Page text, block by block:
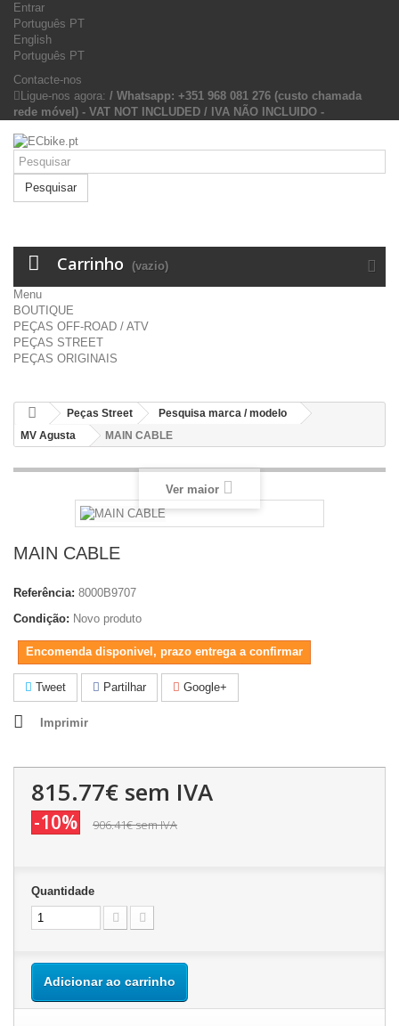
Entrar
Português PT
English
Português PT
Contacte-nos
Ligue-nos agora: / Whatsapp: +351 968 081 276 (custo chamada
rede móvel) - VAT NOT INCLUDED / IVA NÃO INCLUIDO -
Pesquisar
Carrinho (vazio)
Menu
BOUTIQUE
PEÇAS OFF-ROAD / ATV
PEÇAS STREET
PEÇAS ORIGINAIS
Peças Street
Pesquisa marca / modelo
MV Agusta
MAIN CABLE
Ver maior
MAIN CABLE
Referência: 8000B9707
Condição: Novo produto
Encomenda disponivel, prazo entrega a confirmar
Tweet Partilhar Google+
Imprimir
815.77€ sem IVA
-10% 906.41€sem IVA
Quantidade
Adicionar ao carrinho